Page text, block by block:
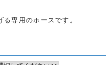
専用のホースです。